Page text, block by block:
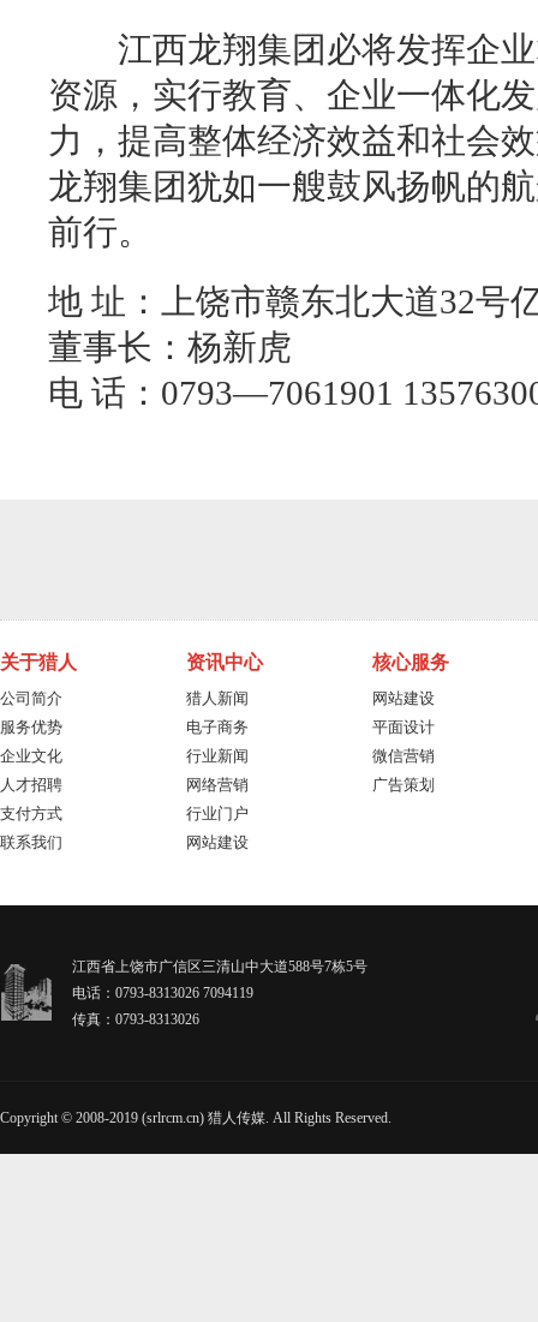
江西龙翔集团必将发挥企业
资源，实行教育、企业一体化
力，提高整体经济效益和社会
龙翔集团犹如一艘鼓风扬帆的
前行。
地 址：上饶市赣东北大道32号
董事长：杨新虎
电 话：0793—7061901
关于猎人
公司简介
服务优势
企业文化
人才招聘
支付方式
联系我们
资讯中心
猎人新闻
电子商务
行业新闻
网络营销
行业门户
网站建设
核心服务
网站建设
平面设计
微信营销
广告策划
江西省上饶市广信区三清山中大道588号7栋5号
电话：0793-8313026 7094119
传真：0793-8313026
Copyright © 2008-2019 (srlrcm.cn) 猎人传媒. All Rights Reserved.